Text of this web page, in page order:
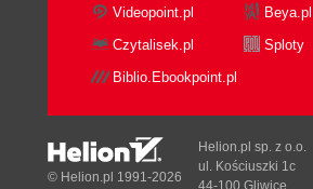
Hacking Gollum
The Starting Point of a
Using the Rugged Library
Optimizing for Image
Reviewing on GitHub
Improving Revision
Videopoint.pl
Beya.pl
Czytalisek.pl
Sploty
Biblio.Ebookpoint.pl
© Helion.pl 1991-2026
Helion.pl sp. z o.o.
ul. Kościuszki 1c
44-100 Gliwice